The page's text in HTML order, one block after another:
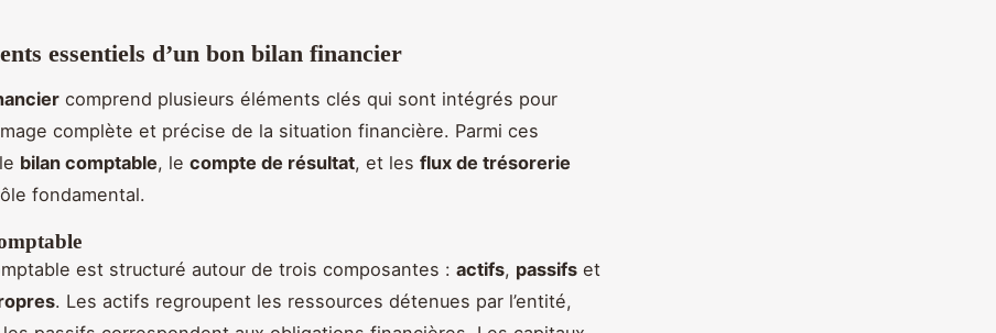
essentiels d’un bon bilan financier
comprend plusieurs éléments clés qui sont intégrés pour
complète et précise de la situation financière. Parmi ces
bilan comptable, le compte de résultat, et les flux de trésorerie
fondamental.
est structuré autour de trois composantes : actifs, passifs et
. Les actifs regroupent les ressources détenues par l’entité,